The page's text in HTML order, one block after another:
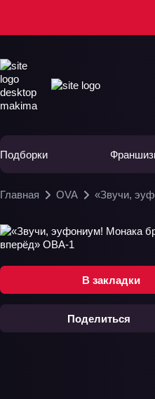
Подборки
Главная OVA «Звучи,
В закладки
Поделиться